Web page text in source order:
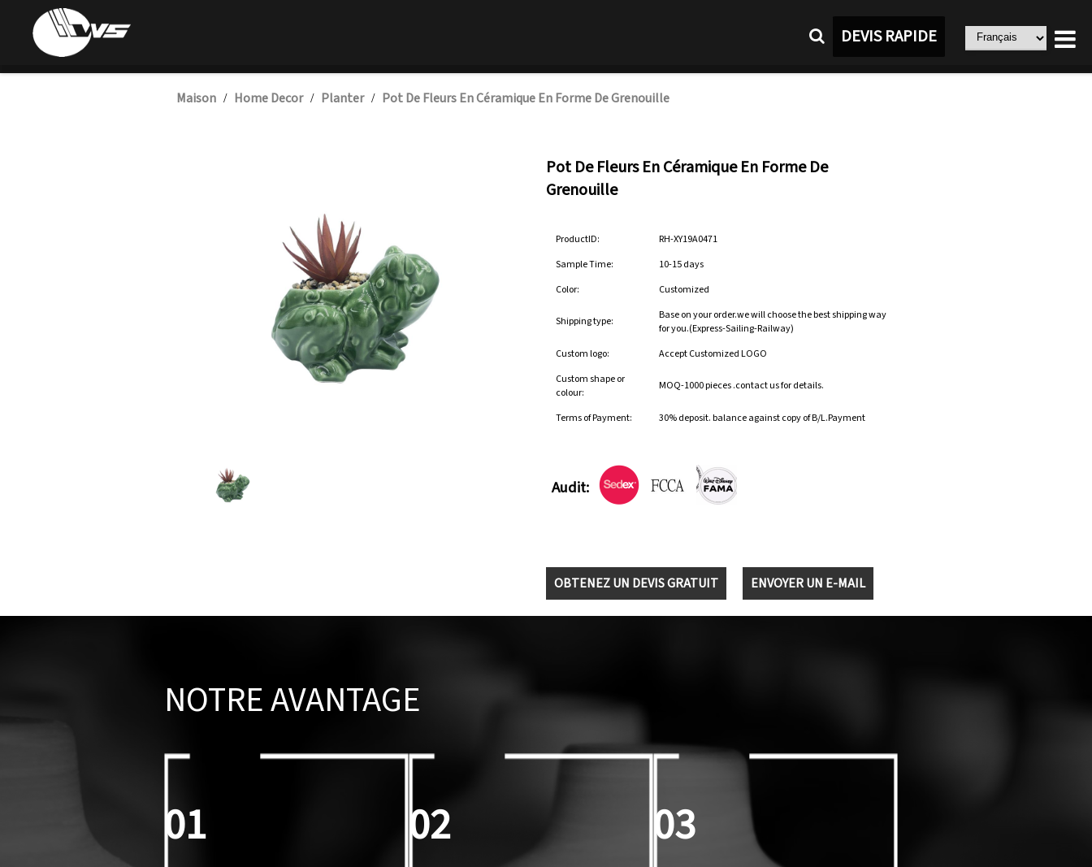
DEVIS RAPIDE
Maison / Home Decor / Planter / Pot De Fleurs En Céramique En Forme De Grenouille
Pot De Fleurs En Céramique En Forme De
Grenouille
ProductID:
RH-XY19A0471
Sample Time:
10-15 days
Color:
Customized
Shipping type:
Base on your order.we will choose the best shipping way
for you.(Express-Sailing-Railway)
Custom logo:
Accept Customized LOGO
Custom shape or
colour:
MOQ-1000 pieces .contact us for details.
Terms of Payment: 30% deposit. balance against copy of B/L.Payment
Audit:
OBTENEZ UN DEVIS GRATUIT ENVOYER UN E-MAIL
NOTRE AVANTAGE
01 02 03